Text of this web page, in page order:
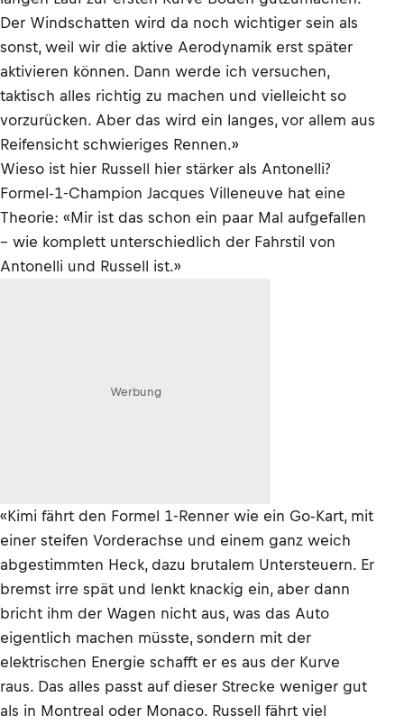
Der Windschatten wird da noch wichtiger sein als
sonst, weil wir die aktive Aerodynamik erst später
aktivieren können. Dann werde ich versuchen,
taktisch alles richtig zu machen und vielleicht so
vorzurücken. Aber das wird ein langes, vor allem aus
Reifensicht schwieriges Rennen.»
Wieso ist hier Russell hier stärker als Antonelli?
Formel-1-Champion Jacques Villeneuve hat eine
Theorie: «Mir ist das schon ein paar Mal aufgefallen
– wie komplett unterschiedlich der Fahrstil von
Antonelli und Russell ist.»
Werbung
«Kimi fährt den Formel 1-Renner wie ein Go-Kart, mit
einer steifen Vorderachse und einem ganz weich
abgestimmten Heck, dazu brutalem Untersteuern. Er
bremst irre spät und lenkt knackig ein, aber dann
bricht ihm der Wagen nicht aus, was das Auto
eigentlich machen müsste, sondern mit der
elektrischen Energie schafft er es aus der Kurve
raus. Das alles passt auf dieser Strecke weniger gut
als in Montreal oder Monaco. Russell fährt viel